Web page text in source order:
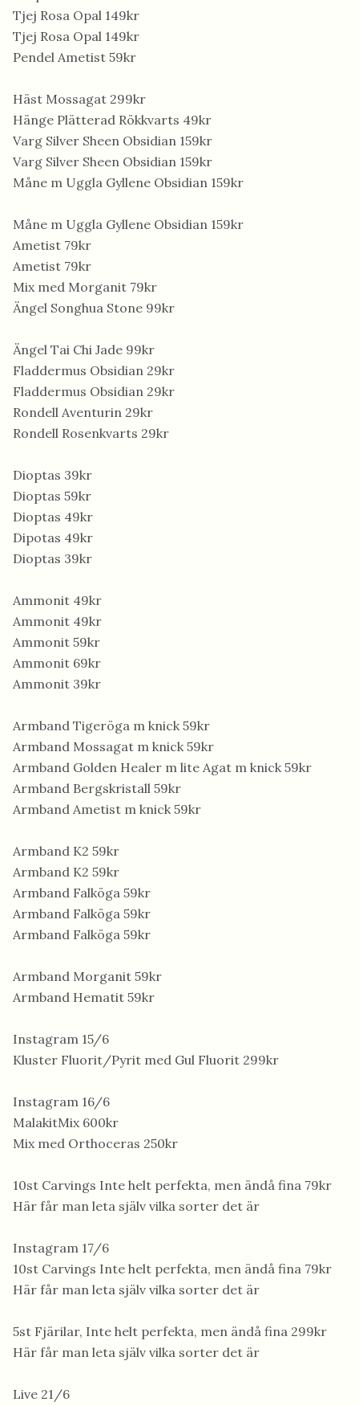
Tjej Rosa Opal 149kr
Tjej Rosa Opal 149kr
Pendel Ametist 59kr
Häst Mossagat 299kr
Hänge Plätterad Rökkvarts 49kr
Varg Silver Sheen Obsidian 159kr
Varg Silver Sheen Obsidian 159kr
Måne m Uggla Gyllene Obsidian 159kr
Måne m Uggla Gyllene Obsidian 159kr
Ametist 79kr
Ametist 79kr
Mix med Morganit 79kr
Ängel Songhua Stone 99kr
Ängel Tai Chi Jade 99kr
Fladdermus Obsidian 29kr
Fladdermus Obsidian 29kr
Rondell Aventurin 29kr
Rondell Rosenkvarts 29kr
Dioptas 39kr
Dioptas 59kr
Dioptas 49kr
Dipotas 49kr
Dioptas 39kr
Ammonit 49kr
Ammonit 49kr
Ammonit 59kr
Ammonit 69kr
Ammonit 39kr
Armband Tigeröga m knick 59kr
Armband Mossagat m knick 59kr
Armband Golden Healer m lite Agat m knick 59kr
Armband Bergskristall 59kr
Armband Ametist m knick 59kr
Armband K2 59kr
Armband K2 59kr
Armband Falköga 59kr
Armband Falköga 59kr
Armband Falköga 59kr
Armband Morganit 59kr
Armband Hematit 59kr
Instagram 15/6
Kluster Fluorit/Pyrit med Gul Fluorit 299kr
Instagram 16/6
MalakitMix 600kr
Mix med Orthoceras 250kr
10st Carvings Inte helt perfekta, men ändå fina 79kr
Här får man leta själv vilka sorter det är
Instagram 17/6
10st Carvings Inte helt perfekta, men ändå fina 79kr
Här får man leta själv vilka sorter det är
5st Fjärilar, Inte helt perfekta, men ändå fina 299kr
Här får man leta själv vilka sorter det är
Live 21/6